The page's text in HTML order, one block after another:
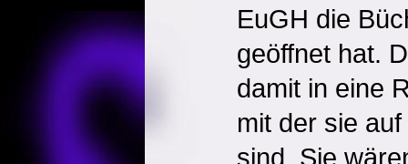
EuGH die
geöffnet hat.
damit in eine
mit der sie
sind. Sie